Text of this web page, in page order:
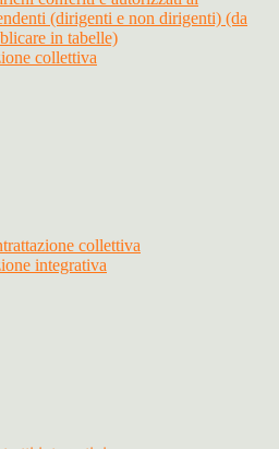
(dirigenti e non dirigenti) (da
in tabelle)
collettiva
collettiva
integrativa